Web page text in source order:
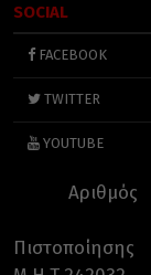
SOCIAL
FACEBOOK
TWITTER
YOUTUBE
Αριθμός
Πιστοποίησης